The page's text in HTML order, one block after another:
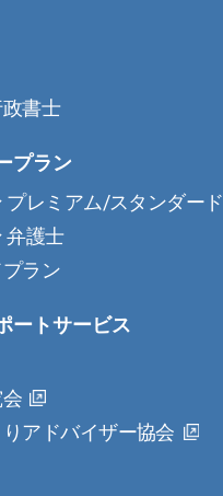
書士
プラン
プレミアム/スタンダード
弁護士
ラン
ートサービス
アドバイザー協会